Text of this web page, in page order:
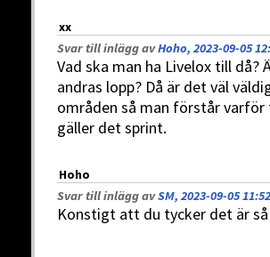
xx
Svar till inlägg avHoho, 2023-09-05
Vad ska man ha Livelox till
andras lopp? Då är det väl
områden så man förstår
gäller det sprint.
Hoho
Svar till inlägg avSM, 2023-09-05 11:52
Konstigt att du tycker det är